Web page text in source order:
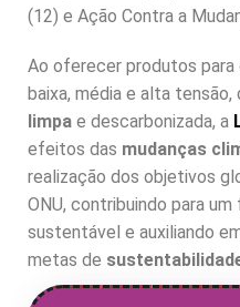
(12) e Ação Contra a
Ao oferecer produtos para
baixa, média e alta tensão,
limpa e descarbonizada, a
efeitos das mudanças
realização dos objetivos
ONU, contribuindo para
sustentável e auxiliando
metas de